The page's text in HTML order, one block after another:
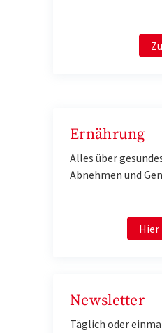
Ernährung
Alles über
Abnehmen und
Newsletter
Täglich oder